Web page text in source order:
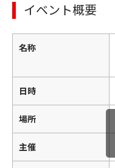
イベント概要
名称
日時
場所
主催